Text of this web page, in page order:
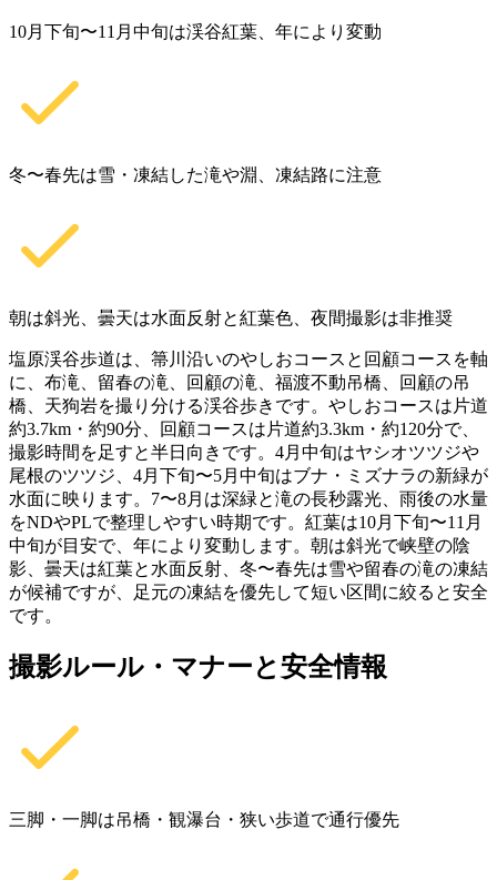
10月下旬〜11月中旬は渓谷紅葉、年により変動
冬〜春先は雪・凍結した滝や淵、凍結路に注意
朝は斜光、曇天は水面反射と紅葉色、夜間撮影は非推奨
塩原渓谷歩道は、箒川沿いのやしおコースと回顧コースを軸
に、布滝、留春の滝、回顧の滝、福渡不動吊橋、回顧の吊
橋、天狗岩を撮り分ける渓谷歩きです。やしおコースは片道
約3.7km・約90分、回顧コースは片道約3.3km・約120分で、
撮影時間を足すと半日向きです。4月中旬はヤシオツツジや
尾根のツツジ、4月下旬〜5月中旬はブナ・ミズナラの新緑が
水面に映ります。7〜8月は深緑と滝の長秒露光、雨後の水量
をNDやPLで整理しやすい時期です。紅葉は10月下旬〜11月
中旬が目安で、年により変動します。朝は斜光で峡壁の陰
影、曇天は紅葉と水面反射、冬〜春先は雪や留春の滝の凍結
が候補ですが、足元の凍結を優先して短い区間に絞ると安全
です。
撮影ルール・マナーと安全情報
三脚・一脚は吊橋・観瀑台・狭い歩道で通行優先